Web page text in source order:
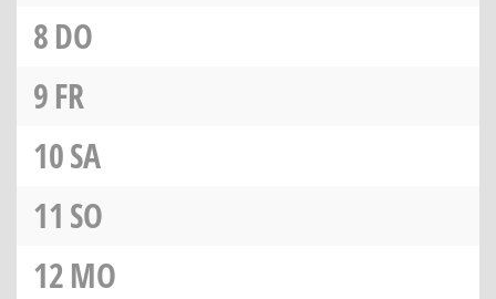
8DO
9FR
10SA
11 SO
12MO